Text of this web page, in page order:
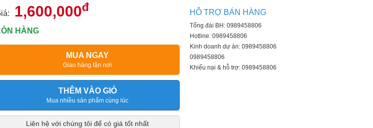
1,600,000đ
HÀNG
MUA NGAY
Giao hàng tận nơi
THÊM VÀO GIỎ
Mua nhiều sản phẩm cùng lúc
Liên hệ với chúng tôi để có giá tốt nhất
HỖ TRỢ BÁN HÀNG
Tổng đài BH: 0989458806
Hotline: 0989458806
Kinh doanh dự án: 0989458806
0989458806
Khiếu nại & hỗ trợ: 0989458806